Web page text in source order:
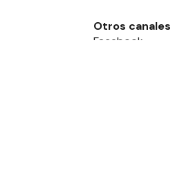
Otros canales
Facebook